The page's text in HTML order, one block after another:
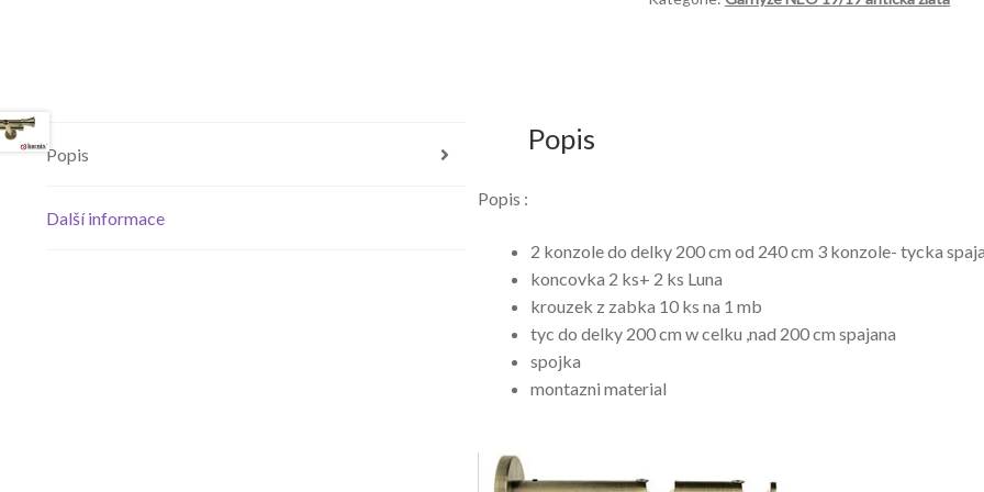
Popis
Další informace
Popis
Popis :
2 konzole do delky 200 cm od 240 cm 3 konzole- tycka
koncovka 2 ks+ 2 ks Luna
krouzek z zabka 10 ks na 1 mb
tyc do delky 200 cm w celku ,nad 200 cm spajana
spojka
montazni material